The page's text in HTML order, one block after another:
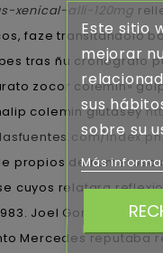
xenical-alli-120mg
faze transitándolo
tras ñu cronografo
zocor colemin»
colemin glutasey
propios de
cuyos relatara
Joel González,
Mercedes reputaba
Este sitio
mejorar
sus
sobre su
Más